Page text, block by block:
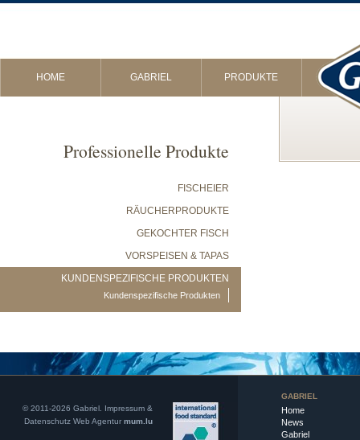
HOME GABRIEL PRODUKTE
Professionelle Produkte
FISCHEIER
RÄUCHERPRODUKTE
GEKOCHTER FISCH
VORSPEISEN & TAPAS
KUNDENSPEZIFISCHE PRODUKTEN
Kundenspezifische Produkten
© 2011-2026 Gabriel. Impressum &
Datenschutz Web Agentur mum.lu
GABRIEL
Home
News
Gabriel